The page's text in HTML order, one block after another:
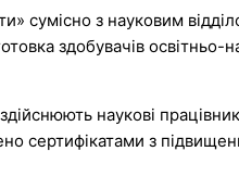
сумісно з науковим
здобувачів
наукові
сертифікатами з